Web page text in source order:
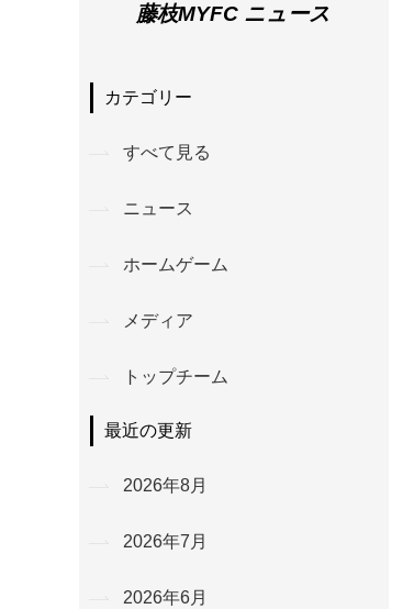
藤枝MYFC ニュース
カテゴリー
すべて見る
ニュース
ホームゲーム
メディア
トップチーム
最近の更新
2026年8月
2026年7月
2026年6月